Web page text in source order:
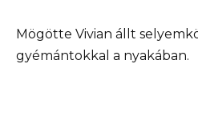
Mögötte Vivian állt
gyémántokkal a nyakában.